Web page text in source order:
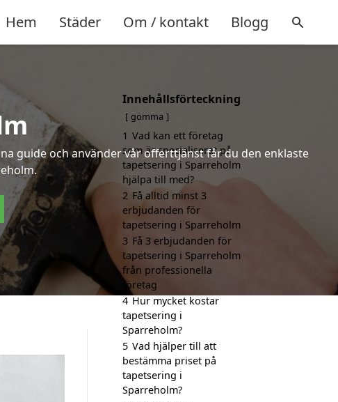
Hem Städer Om / kontakt Blogg
guide och använder vår offerttjänst får du den enklaste
Innehållsförteckning
gömma
1 Vad kan ett företag
som är specialiserat på
tapetsering i Sparreholm
hjälpa till med?
2 Få alltid minst 3
erbjudanden för
tapetsering i Sparreholm
3 Få 3 erbjudanden för
tapetsering i Sparreholm
från professionella
företag
4 Hur mycket kostar
tapetsering i
Sparreholm?
5 Vad hjälper till att
bestämma priset på
tapetsering i
Sparreholm?